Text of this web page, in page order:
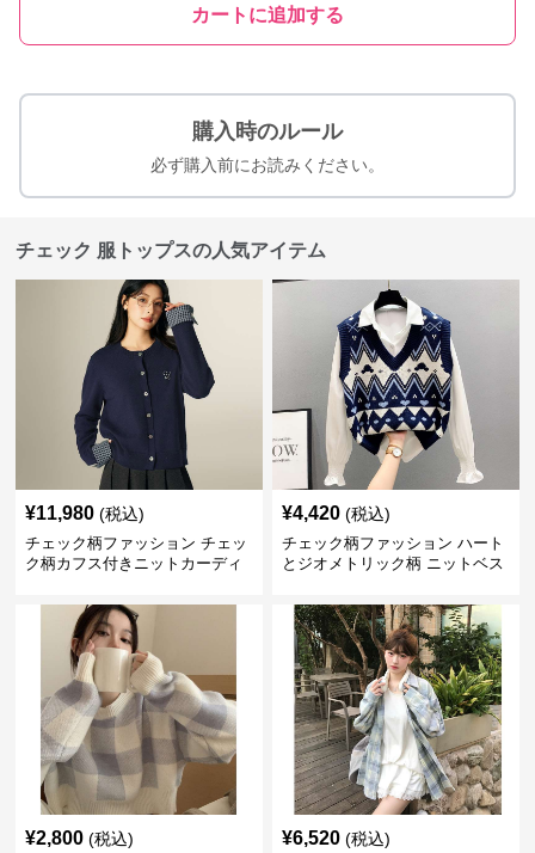
カートに追加する
購入時のルール
必ず購入前にお読みください。
チェック 服トップスの人気アイテム
¥11,980 (税込)
チェック柄ファッション チェッ
ク柄カフス付きニットカーディ
¥4,420 (税込)
チェック柄ファッション ハート
とジオメトリック柄 ニットベス
¥2,800 (税込) ¥6,520 (税込)